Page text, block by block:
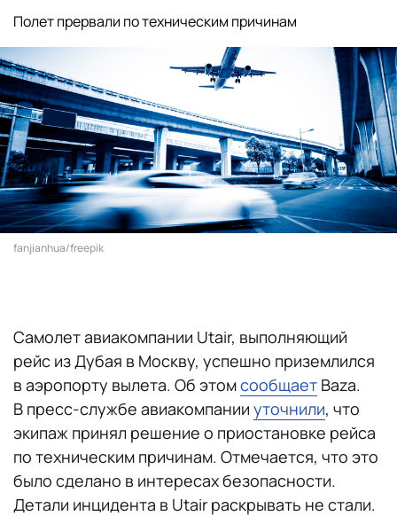
Полет прервали по техническим причинам
fanjianhua/freepik
Самолет авиакомпании Utair, выполняющий
рейс из Дубая в Москву, успешно приземлился
в аэропорту вылета. Об этомсообщает Baza.
В пресс-службе авиакомпании уточнили, что
экипаж принял решение о приостановке рейса
по техническим причинам. Отмечается, что это
было сделано в интересах безопасности.
Детали инцидента в Utair раскрывать не стали.